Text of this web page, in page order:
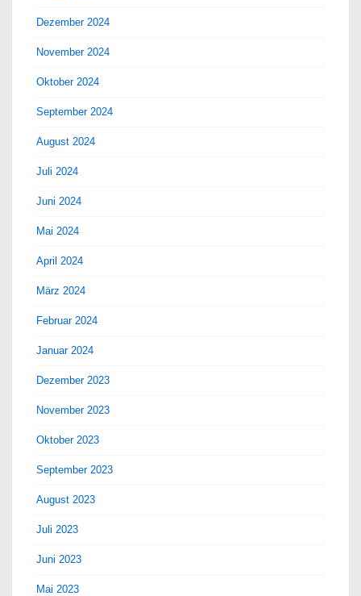
Dezember 2024
November 2024
Oktober 2024
September 2024
August 2024
Juli 2024
Juni 2024
Mai 2024
April 2024
März 2024
Februar 2024
Januar 2024
Dezember 2023
November 2023
Oktober 2023
September 2023
August 2023
Juli 2023
Juni 2023
Mai 2023